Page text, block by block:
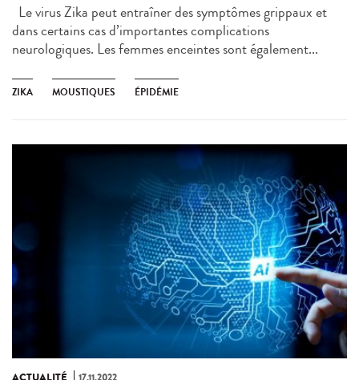
Le virus Zika peut entraîner des symptômes grippaux et
dans certains cas d’importantes complications
neurologiques. Les femmes enceintes sont également...
ZIKA MOUSTIQUES ÉPIDÉMIE